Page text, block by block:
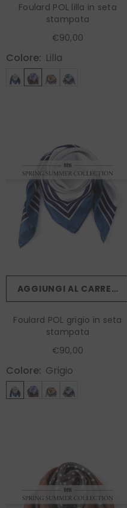
Foulard POL lilla in seta
stampata
€90,00
Colore: Lilla
AGGIUNGI AL CARRELLO
Foulard POL grigio in seta
stampata
€90,00
Colore: Grigio